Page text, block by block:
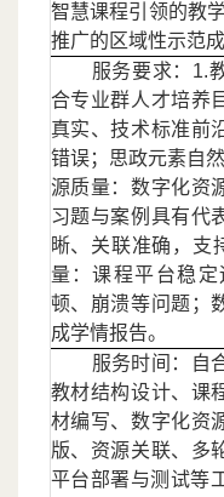
智慧课程引领的教
推广的区域性示范成
服务要求： 1.
合专业群人才培养
真实、技术标准前
错误；思政元素自
源质量：数字化资
习题与案例具有代
晰、关联准确，支
量：课程平台稳
顿、崩溃等问题；
成学情报告。
服务时间：自
教材结构设计、课
材编写、数字化资
版、资源关联、多
平台部署与测试等